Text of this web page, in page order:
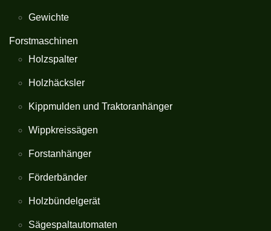
Gewichte
Forstmaschinen
Holzspalter
Holzhäcksler
Kippmulden und Traktoranhänger
Wippkreissägen
Forstanhänger
Förderbänder
Holzbündelgerät
Sägespaltautomaten